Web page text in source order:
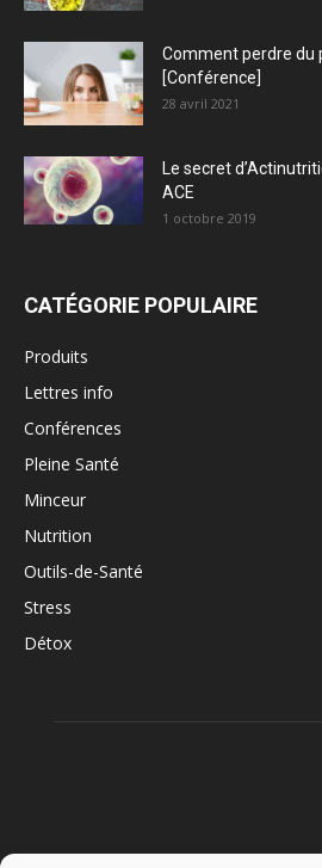
Comment perdre du
[Conférence]
28 avril 2021
Le secret
ACE
1 octobre 2019
CATÉGORIE POPULAIRE
Produits
Lettres info
Conférences
Pleine Santé
Minceur
Nutrition
Outils-de-Santé
Stress
Détox